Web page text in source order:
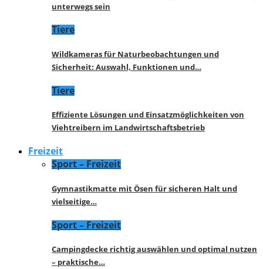
unterwegs sein
Tiere
Wildkameras für Naturbeobachtungen und
Sicherheit: Auswahl, Funktionen und…
Tiere
Effiziente Lösungen und Einsatzmöglichkeiten von
Viehtreibern im Landwirtschaftsbetrieb
Freizeit
Sport – Freizeit
Gymnastikmatte mit Ösen für sicheren Halt und
vielseitige…
Sport – Freizeit
Campingdecke richtig auswählen und optimal nutzen
– praktische…